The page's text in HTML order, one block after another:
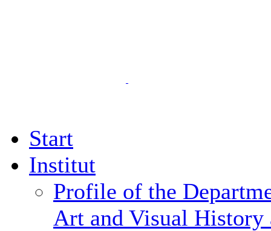
Start
Institut
Profile of the
Art and Visual History